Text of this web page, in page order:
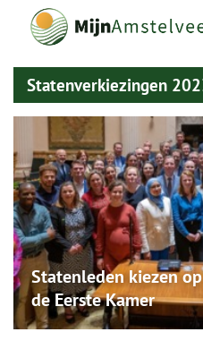
Statenverkiezingen
Statenleden kiezen
de Eerste Kamer